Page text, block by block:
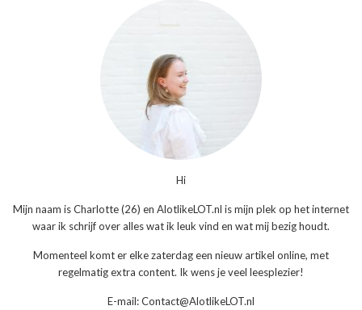
Hi
Mijn naam is Charlotte (26) en AlotlikeLOT.nl is mijn plek op het internet
waar ik schrijf over alles wat ik leuk vind en wat mij bezig houdt.
Momenteel komt er elke zaterdag een nieuw artikel online, met
regelmatig extra content. Ik wens je veel leesplezier!
E-mail: Contact@AlotlikeLOT.nl